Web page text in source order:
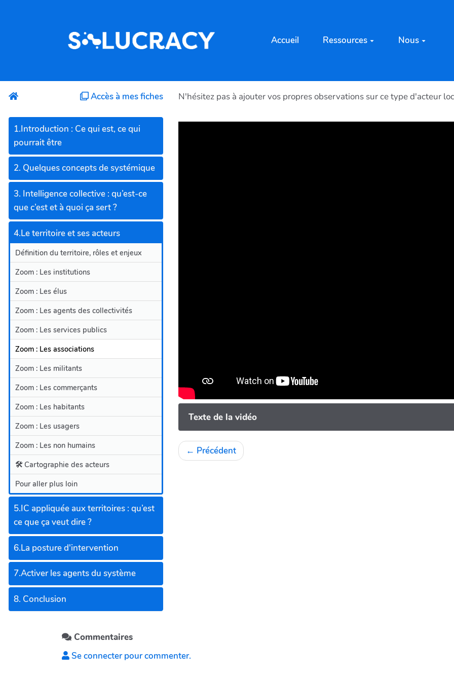
Accueil Ressources Nous
Accès à mes fiches
1.Introduction : Ce qui est, ce qui
pourrait être
2. Quelques concepts de systémique
3. Intelligence collective : qu’est-ce
que c’est et à quoi ça sert ?
4.Le territoire et ses acteurs
Définition du territoire, rôles et enjeux
Zoom : Les institutions
Zoom : Les élus
Zoom : Les agents des collectivités
Zoom : Les services publics
Zoom : Les associations
Zoom : Les militants
Zoom : Les commerçants
Zoom : Les habitants
Zoom : Les usagers
Zoom : Les non humains
🛠️ Cartographie des acteurs
Pour aller plus loin
5.IC appliquée aux territoires : qu’est
ce que ça veut dire ?
6.La posture d'intervention
7.Activer les agents du système
8. Conclusion
N'hésitez pas à ajouter vos propres observations sur ce type d'acteur
Texte de la vidéo
← Précédent
Commentaires
Se connecter pour commenter.